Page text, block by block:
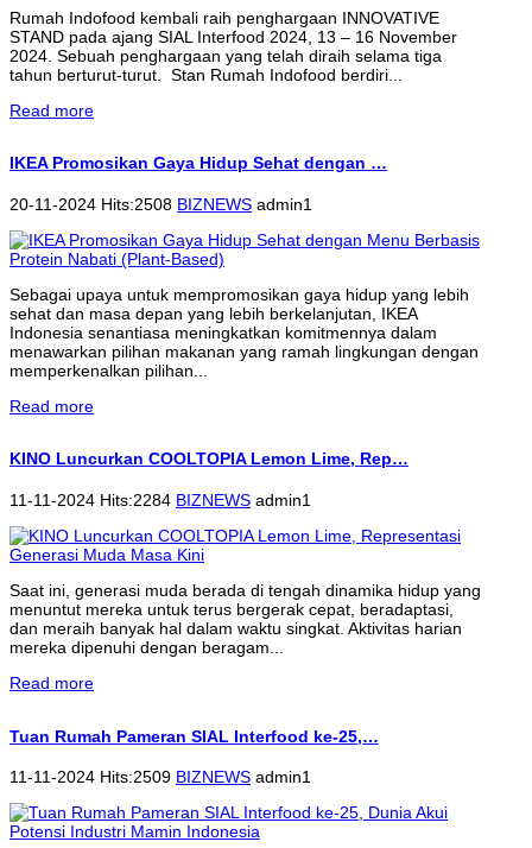
Rumah Indofood kembali raih penghargaan INNOVATIVE
STAND pada ajang SIAL Interfood 2024, 13 – 16 November
2024. Sebuah penghargaan yang telah diraih selama tiga
tahun berturut-turut. Stan Rumah Indofood berdiri...
Read more
IKEA Promosikan Gaya Hidup Sehat dengan …
20-11-2024 Hits:2508 BIZNEWS admin1
Sebagai upaya untuk mempromosikan gaya hidup yang lebih
sehat dan masa depan yang lebih berkelanjutan, IKEA
Indonesia senantiasa meningkatkan komitmennya dalam
menawarkan pilihan makanan yang ramah lingkungan dengan
memperkenalkan pilihan...
Read more
KINO Luncurkan COOLTOPIA Lemon Lime, Rep…
11-11-2024 Hits:2284 BIZNEWS admin1
Saat ini, generasi muda berada di tengah dinamika hidup yang
menuntut mereka untuk terus bergerak cepat, beradaptasi,
dan meraih banyak hal dalam waktu singkat. Aktivitas harian
mereka dipenuhi dengan beragam...
Read more
Tuan Rumah Pameran SIAL Interfood ke-25,…
11-11-2024 Hits:2509 BIZNEWS admin1